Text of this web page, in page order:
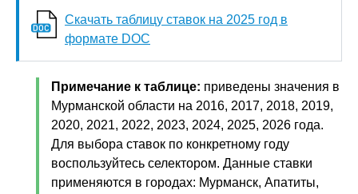
Скачать таблицу ставок на 2025 год в
формате DOC
Примечание к таблице: приведены значения в
Мурманской области на 2016, 2017, 2018, 2019,
2020, 2021, 2022, 2023, 2024, 2025, 2026 года.
Для выбора ставок по конкретному году
воспользуйтесь селектором. Данные ставки
применяются в городах: Мурманск, Апатиты,